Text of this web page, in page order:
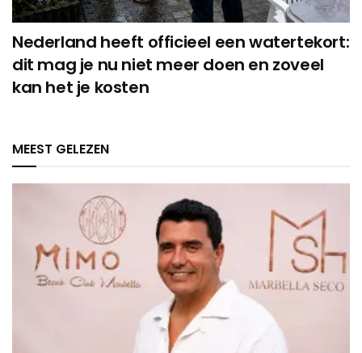
Nederland heeft officieel een watertekort:
dit mag je nu niet meer doen en zoveel
kan het je kosten
MEEST GELEZEN